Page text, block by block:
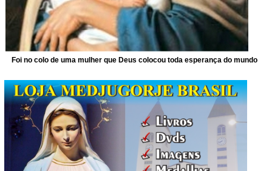
Foi no colo de uma mulher que Deus colocou toda esperança do mundo